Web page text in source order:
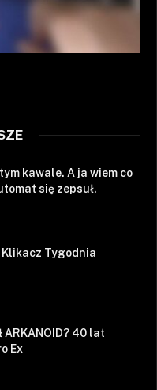
kawale. A ja wiem co
się zepsuł.
Klikacz Tygodnia
ARKANOID? 40 lat
Ex